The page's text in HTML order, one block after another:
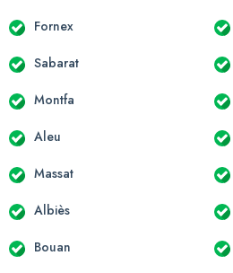
Fornex
Sabarat
Montfa
Aleu
Massat
Albiès
Bouan